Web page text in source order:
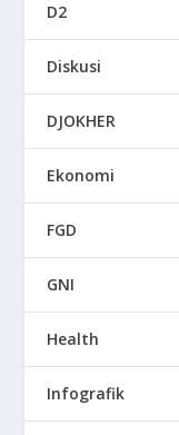
D2
Diskusi
DJOKHER
Ekonomi
FGD
GNI
Health
Infografik